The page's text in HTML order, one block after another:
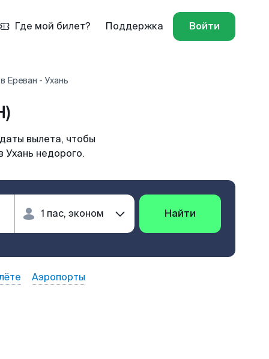
Где мой билет? Поддержка Войти
Ереван - Ухань
вылета, чтобы
Ухань недорого.
Найти
Аэропорты